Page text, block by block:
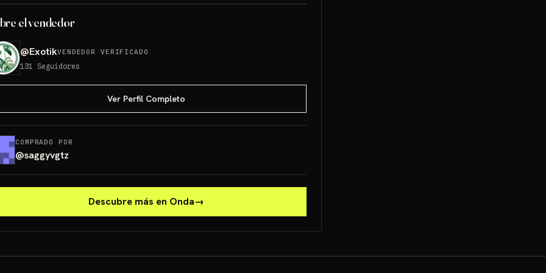
el vendedor
@ExotikVENDEDOR VERIFICADO
131 Seguidores
Ver Perfil Completo
COMPRADO POR
@saggyvgtz
Descubre más en Onda→